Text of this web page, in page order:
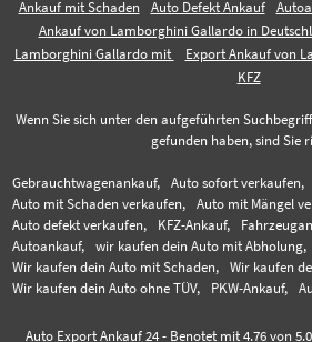
Ankauf mit Schaden
Auto Defekt Ankauf
Ankauf von Lamborghini Gallardo in
Lamborghini Gallardo mit
Export Ankauf von
KFZ
Wenn Sie sich unter den aufgeführten
gefunden haben, sind Sie
Gebrauchtwagenankauf,
Auto sofort verkaufen,
Auto mit Schaden verkaufen,
Auto mit Mängel
Auto defekt verkaufen,
KFZ-Ankauf,
Autoankauf,
wir kaufen dein Auto mit Abholung,
Wir kaufen dein Auto mit Schaden,
Wir kaufen
Wir kaufen dein Auto ohne TÜV,
PKW-Ankauf,
Auto Export Ankauf 24- Benotet mit 4.76von